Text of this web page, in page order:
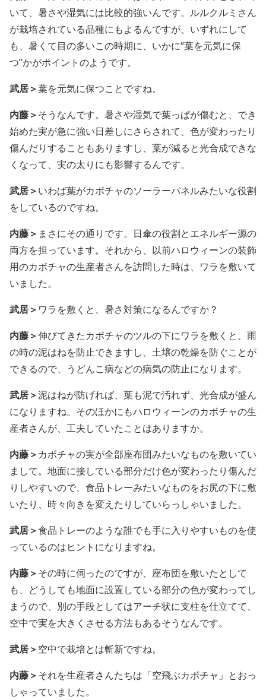
いて、暑さや湿気には比較的強いんです。ルルクルミさん
が栽培されている品種にもよるんですが、いずれにして
も、暑くて目の多いこの時期に、いかに“葉を元気に保
つ”かがポイントのようです。
武居＞葉を元気に保つことですね。
内藤＞そうなんです。暑さや湿気で葉っぱが傷むと、でき
始めた実が急に強い日差しにさらされて、色が変わったり
傷んだりすることもありますし、葉が減ると光合成できな
くなって、実の太りにも影響するんです。
武居＞いわば葉がカボチャのソーラーパネルみたいな役割
をしているのですね。
内藤＞ まさにその通りです。日傘の役割とエネルギー源の
両方を担っています。それから、以前ハロウィーンの装飾
用のカボチャの生産者さんを訪問した時は、ワラを敷いて
いました。
武居＞ ワラを敷くと、暑さ対策になるんですか？
内藤＞伸びてきたカボチャのツルの下にワラを敷くと、雨
の時の泥はねを防止できますし、土壌の乾燥を防ぐことが
できるので、うどんこ病などの病気の防止になります。
武居＞泥はねが防げれば、葉も泥で汚れず、光合成が盛ん
になりますね。そのほかにもハロウィーンのカボチャの生
産者さんが、工夫していたことはありますか。
内藤＞ カボチャの実が全部座布団みたいなものを敷いてい
まして。地面に接している部分だけ色が変わったり傷んだ
りしやすいので、食品トレーみたいなものをお尻の下に敷
いたり、時々向きを変えたりしていらっしゃいました。
武居＞食品トレーのような誰でも手に入りやすいものを使
っているのはヒントになりますね。
内藤＞その時に伺ったのですが、座布団を敷いたとして
も、どうしても地面に設置している部分の色が変わってし
まうので、別の手段としてはアーチ状に支柱を仕立てて、
空中で実を大きくさせる方法もあるそうなんです。
武居＞空中で栽培とは斬新ですね。
内藤＞それを生産者さんたちは「空飛ぶカボチャ」とおっ
しゃっていました。